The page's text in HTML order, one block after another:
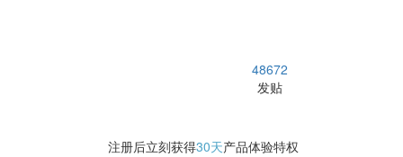
48672
发贴
注册后立刻获得30天产品体验特权